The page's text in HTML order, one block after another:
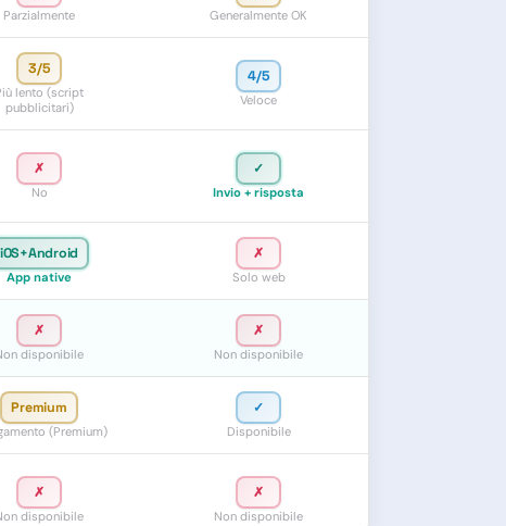
Parzialmente Generalmente OK
3/5
lento (script
pubblicitari)
4/5
Veloce
✗
No
✓
Invio + risposta
iOS+Android
App native
✗
Solo web
✗
disponibile
✗
Non disponibile
Premium
(Premium)
✓
Disponibile
✗
disponibile
✗
Non disponibile